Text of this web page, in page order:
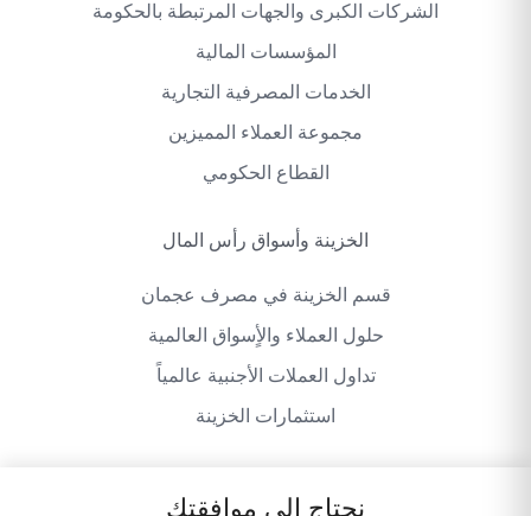
الشركات الكبرى والجهات المرتبطة بالحكومة
المؤسسات المالية
الخدمات المصرفية التجارية
مجموعة العملاء المميزين
القطاع الحكومي
الخزينة وأسواق رأس المال
قسم الخزينة في مصرف عجمان
حلول العملاء والأٍسواق العالمية
تداول العملات الأجنبية عالمياً
استثمارات الخزينة
سياسة الخصوصية
نحتاج إلى موافقتك